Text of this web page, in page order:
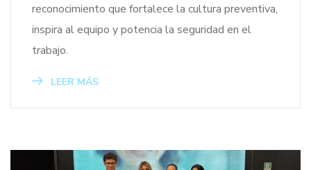
reconocimiento que fortalece la cultura preventiva,
inspira al equipo y potencia la seguridad en el
trabajo.
LEER MÁS